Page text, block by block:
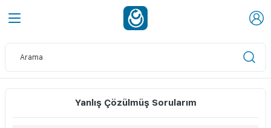
Yanlış Çözülmüş Sorularım